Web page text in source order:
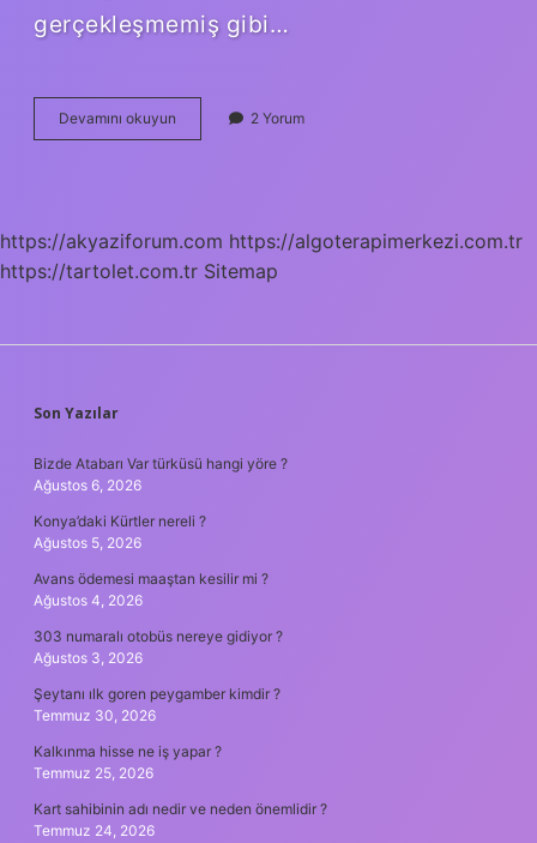
gerçekleşmemiş gibi…
Devamını okuyun Yadsinamaz
Ne
2 Yorum
https://akyaziforum.com https://algoterapimerkezi.com.tr
https://tartolet.com.tr Sitemap
SIDEBAR
Son Yazılar
Bizde Atabarı Var türküsü hangi yöre ?
Ağustos 6, 2026
Konya’daki Kürtler nereli ?
Ağustos 5, 2026
Avans ödemesi maaştan kesilir mi ?
Ağustos 4, 2026
303 numaralı otobüs nereye gidiyor ?
Ağustos 3, 2026
Şeytanı ılk goren peygamber kimdir ?
Temmuz 30, 2026
Kalkınma hisse ne iş yapar ?
Temmuz 25, 2026
Kart sahibinin adı nedir ve neden önemlidir ?
Temmuz 24, 2026